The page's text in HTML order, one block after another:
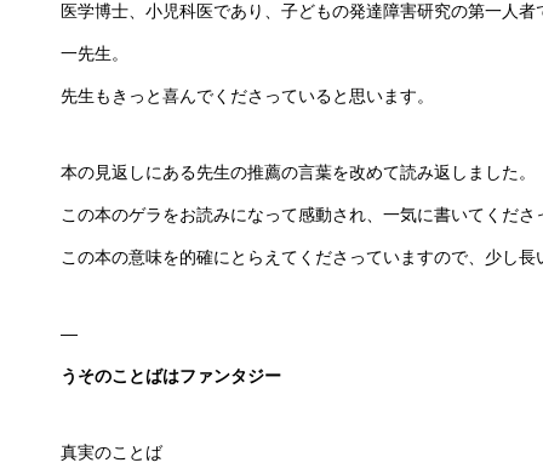
医学博士、小児科医であり、子どもの発達障害研究の第一人
一先生。
先生もきっと喜んでくださっていると思います。
本の見返しにある先生の推薦の言葉を改めて読み返しました。
この本のゲラをお読みになって感動され、一気に書いてくださ
この本の意味を的確にとらえてくださっていますので、少し
—
うそのことばはファンタジー
真実のことば